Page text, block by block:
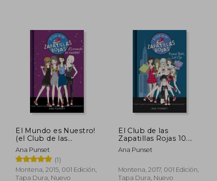
El Mundo es Nuestro!
(el Club de las
Zapatillas Rojas 6)
Ana Punset
(1)
Montena, 2015, 001 Edición,
Tapa Dura, Nuevo
El Club de las
Zapatillas Rojas 10.
Nueva York, Let's go
Ana Punset
Montena, 2017, 001 Edición,
Tapa Dura, Nuevo